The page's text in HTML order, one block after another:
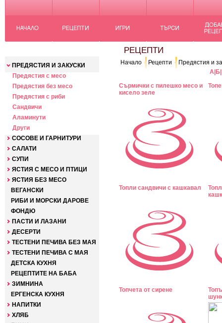
ПРЕДЯСТИЯ И ЗАКУСКИ
Предястия с месо
Предястия без месо
Предястия с риби
Сандвичи
Аламинути
Други
СОСОВЕ И ГАРНИТУРИ
САЛАТИ
СУПИ
ЯСТИЯ С МЕСО И ПТИЦИ
ЯСТИЯ БЕЗ МЕСО
ВЕГАНСКИ
РИБИ И МОРСКИ ДАРОВЕ
ФОНДЮ
ПАСТИ И ЛАЗАНИ
ДЕСЕРТИ
ТЕСТЕНИ ПЕЧИВА БЕЗ МАЯ
ТЕСТЕНИ ПЕЧИВА С МАЯ
ДЕТСКА КУХНЯ
РЕЦЕПТИТЕ НА БАБА
ЗИМНИНА
ЕРГЕНСКА КУХНЯ
НАПИТКИ
ХЛЯБ
РЕЦЕПТИ
Начало Рецепти
Предястия и
А Б
Сърмички с пилешко месо и
кисело зеле
Топли сандвичи с кашкавал
Топчета от сирене